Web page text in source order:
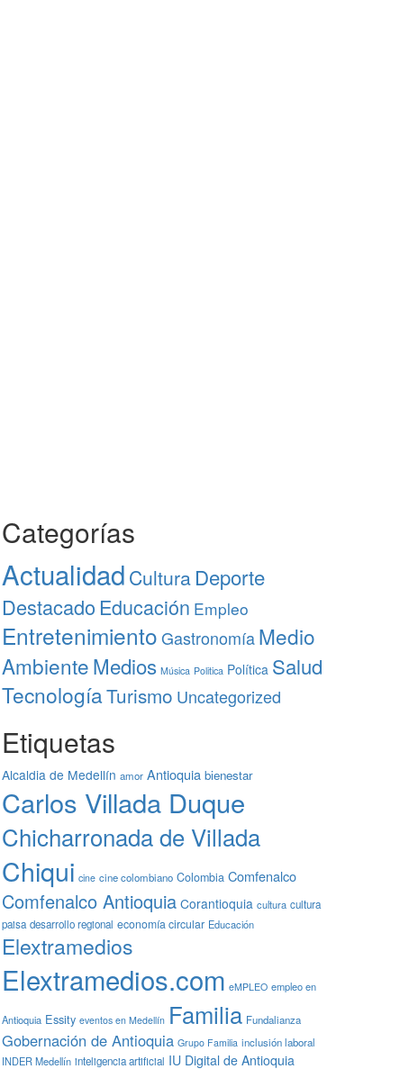
Categorías
Actualidad Cultura Deporte
Destacado Educación Empleo
EntretenimientoGastronomíaMedio
AmbienteMedios Música Politica Política Salud
TecnologíaTurismo Uncategorized
Etiquetas
Alcaldia de Medellín amor Antioquia bienestar
Carlos Villada Duque
Chicharronada de Villada
Chiqui cine cine colombiano Colombia Comfenalco
Comfenalco Antioquia Corantioquia cultura cultura
paisa desarrollo regional economía circular Educación
Elextramedios
Elextramedios.com eMPLEO empleo en
Antioquia Essity eventos en Medellín Familia Fundalianza
Gobernación de Antioquia Grupo Familia inclusión laboral
INDER Medellín inteligencia artificial IU Digital de Antioquia